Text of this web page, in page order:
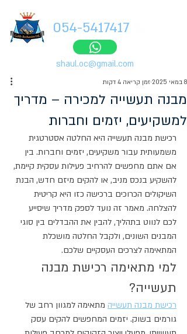
054-5417417
shaul.oc@gmail.com
מבנה תעשייה למכירה – מדריך
למשקיעים, יזמים וחברות
8 במאי 2025 זמן קריאה 4 דקות
רכישת מבנה תעשייה היא החלטה אסטרטגית
משמעותית עבור משקיעים, יזמים וחברות. בין
אם אתם מחפשים להרחיב פעילות עסקית קיימת,
להשקיע בנכס מניב, או להקים מיזם חדש, הבנת
השיקולים הכרוכים ברכישה כזו היא קריטית
להצלחה. מאמר זה נועד לספק מדריך שיסייע
לכם לנווט בתהליך, להבין את ההבדלים בין סוגי
המבנים השונים, ולקבל החלטה מושכלת
המתאימה לצרכים העסקיים שלכם.
למי מתאימה רכישת מבנה
תעשייה?
רכישת מבנה תעשייה מתאימה למגוון רחב של
גורמים בשוק. יזמים המחפשים להקים עסק